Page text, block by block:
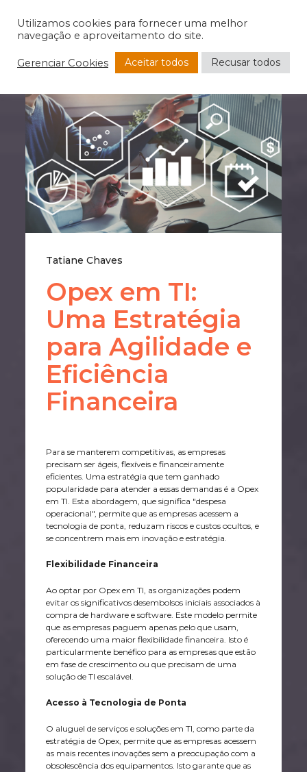
Tatiane Chaves
Opex em TI:
Uma Estratégia
para Agilidade e
Eficiência
Financeira
Para se manterem competitivas, as empresas
precisam ser ágeis, flexíveis e financeiramente
eficientes. Uma estratégia que tem ganhado
popularidade para atender a essas demandas é a Opex
em TI. Esta abordagem, que significa "despesa
operacional", permite que as empresas acessem a
tecnologia de ponta, reduzam riscos e custos ocultos, e
se concentrem mais em inovação e estratégia.
Flexibilidade Financeira
Ao optar por Opex em TI, as organizações podem
evitar os significativos desembolsos iniciais associados à
compra de hardware e software. Este modelo permite
que as empresas paguem apenas pelo que usam,
oferecendo uma maior flexibilidade financeira. Isto é
particularmente benéfico para as empresas que estão
em fase de crescimento ou que precisam de uma
solução de TI escalável.
Acesso à Tecnologia de Ponta
O aluguel de serviços e soluções em TI, como parte da
estratégia de Opex, permite que as empresas acessem
as mais recentes inovações sem a preocupação com a
obsolescência dos equipamentos. Isto garante que as
Utilizamos cookies para fornecer uma melhor
navegação e aproveitamento do site.
Gerenciar Cookies Aceitar todos Recusar todos